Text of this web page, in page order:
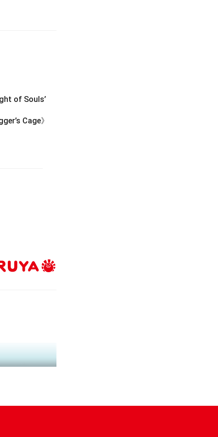
of Souls’
Cage》